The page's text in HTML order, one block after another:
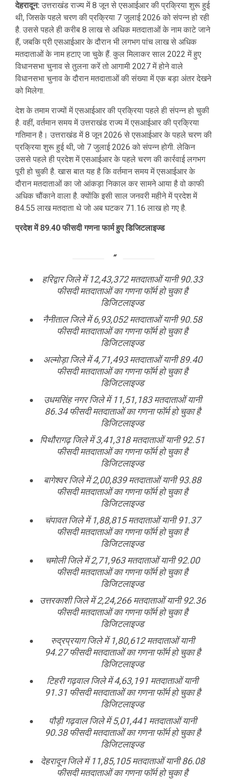
देहरादून: उत्तराखंड राज्य में 8 जून से एसआईआर की प्रक्रिया शुरू हुई
थी, जिसके पहले चरण की प्रक्रिया 7 जुलाई 2026 को संपन्न हो रही
है. उससे पहले ही करीब 8 लाख से अधिक मतदाताओं के नाम काटे जाने
हैं, जबकि प्री एसआईआर के दौरान भी लगभग पांच लाख से अधिक
मतदाताओं के नाम हटाए जा चुके हैं. कुल मिलाकर साल 2022 में हुए
विधानसभा चुनाव से तुलना करें तो आगामी 2027 में होने वाले
विधानसभा चुनाव के दौरान मतदाताओं की संख्या में एक बड़ा अंतर देखने
को मिलेगा.
देश के तमाम राज्यों में एसआईआर की प्रक्रिया पहले ही संपन्न हो चुकी
है. वहीं, वर्तमान समय में उत्तराखंड राज्य में एसआईआर की प्रक्रिया
गतिमान है। उत्तराखंड में 8 जून 2026 से एसआईआर के पहले चरण की
प्रक्रिया शुरू हुई थी, जो 7 जुलाई 2026 को संपन्न होगी. लेकिन
उससे पहले ही प्रदेश में एसआईआर के पहले चरण की कार्रवाई लगभग
पूरी हो चुकी है. खास बात यह है कि वर्तमान समय में एसआईआर के
दौरान मतदाताओं का जो आंकड़ा निकाल कर सामने आया है वो काफी
अधिक चौंकाने वाला है. क्योंकि इसी साल जनवरी महीने में प्रदेश में
84.55 लाख मतदाता थे जो अब घटकर 71.16 लाख हो गए है.
प्रदेश में 89.40 फीसदी गणना फार्म हुए डिजिटलाइज्ड
हरिद्वार जिले में 12,43,372 मतदाताओं यानी 90.33
फीसदी मतदाताओं का गणना फॉर्म हो चुका है
डिजिटलाइज्ड
नैनीताल जिले में 6,93,052 मतदाताओं यानी 90.58
फीसदी मतदाताओं का गणना फॉर्म हो चुका है
डिजिटलाइज्ड
अल्मोड़ा जिले में 4,71,493 मतदाताओं यानी 89.40
फीसदी मतदाताओं का गणना फॉर्म हो चुका है
डिजिटलाइज्ड
उधमसिंह नगर जिले में 11,51,183 मतदाताओं यानी
86.34 फीसदी मतदाताओं का गणना फॉर्म हो चुका है
डिजिटलाइज्ड
पिथौरागढ़ जिले में 3,41,318 मतदाताओं यानी 92.51
फीसदी मतदाताओं का गणना फॉर्म हो चुका है
डिजिटलाइज्ड
बागेश्वर जिले में 2,00,839 मतदाताओं यानी 93.88
फीसदी मतदाताओं का गणना फॉर्म हो चुका है
डिजिटलाइज्ड
चंपावत जिले में 1,88,815 मतदाताओं यानी 91.37
फीसदी मतदाताओं का गणना फॉर्म हो चुका है
डिजिटलाइज्ड
चमोली जिले में 2,71,963 मतदाताओं यानी 92.00
फीसदी मतदाताओं का गणना फॉर्म हो चुका है
डिजिटलाइज्ड
उत्तरकाशी जिले में 2,24,266 मतदाताओं यानी 92.36
फीसदी मतदाताओं का गणना फॉर्म हो चुका है
डिजिटलाइज्ड
रुद्रप्रयाग जिले में 1,80,612 मतदाताओं यानी
94.27 फीसदी मतदाताओं का गणना फॉर्म हो चुका है
डिजिटलाइज्ड
टिहरी गढ़वाल जिले में 4,63,191 मतदाताओं यानी
91.31 फीसदी मतदाताओं का गणना फॉर्म हो चुका है
डिजिटलाइज्ड
पौड़ी गढ़वाल जिले में 5,01,441 मतदाताओं यानी
90.38 फीसदी मतदाताओं का गणना फॉर्म हो चुका है
डिजिटलाइज्ड
देहरादून जिले में 11,85,105 मतदाताओं यानी 86.08
फीसदी मतदाताओं का गणना फॉर्म हो चुका है